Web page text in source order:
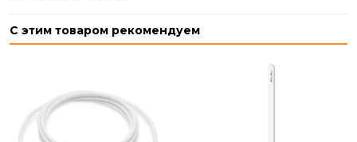
С этим товаром рекомендуем